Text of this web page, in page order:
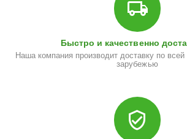
Быстро и качественно
Наша компания производит доставку по
зарубежью